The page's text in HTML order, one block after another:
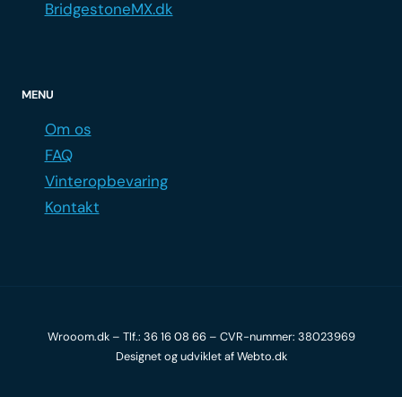
BridgestoneMX.dk
MENU
Om os
FAQ
Vinteropbevaring
Kontakt
Wrooom.dk – Tlf.: 36 16 08 66– CVR-nummer: 38023969
Designet og udviklet afWebto.dk